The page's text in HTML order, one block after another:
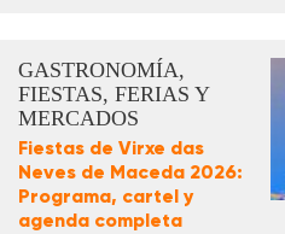
GASTRONOMÍA,
FIESTAS, FERIAS Y
MERCADOS
Fiestas de Virxe das
Neves de Maceda 2026:
Programa, cartel y
agenda completa